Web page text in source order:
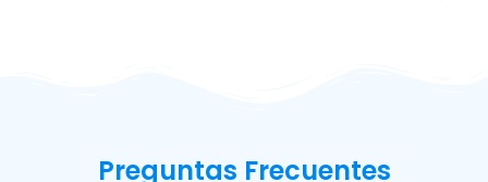
Preguntas Frecuentes